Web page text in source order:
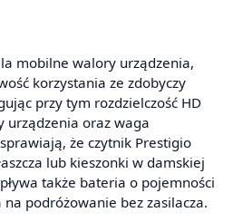
mobilne walory urządzenia,
korzystania ze zdobyczy
przy tym rozdzielczość HD
oraz waga
że czytnik Prestigio
lub kieszonki w damskiej
także bateria o pojemności
podróżowanie bez zasilacza.